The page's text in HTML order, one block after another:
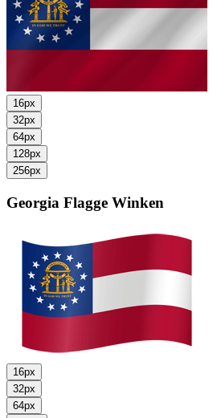
16px
32px
64px
128px
256px
Georgia Flagge Winken
16px
32px
64px